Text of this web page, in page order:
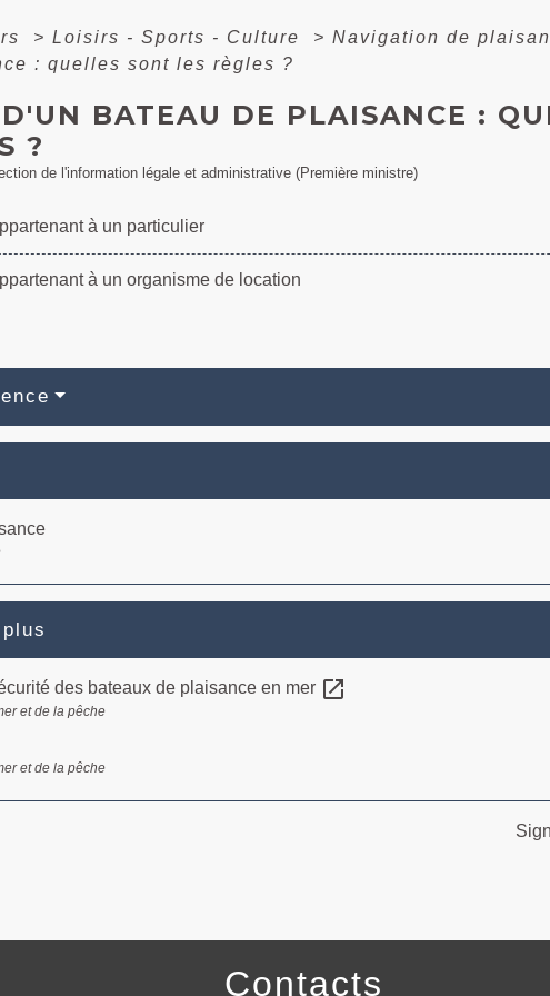
> Loisirs - Sports - Culture > Navigation de
: quelles sont les règles ?
BATEAU DE PLAISANCE :
?
de l'information légale et administrative (Première ministre)
à un particulier
à un organisme de location
des bateaux de plaisance en mer open_in_new
et de la pêche
et de la pêche
Contacts